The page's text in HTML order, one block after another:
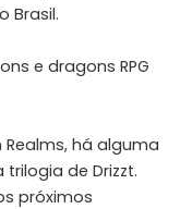
Brasil.
há alguma
de Drizzt.
próximos